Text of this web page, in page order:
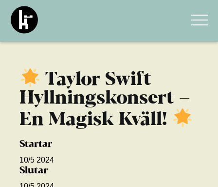
Taylor Swift
Hyllningskonsert –
En Magisk Kväll!
Startar
10/5 2024
Slutar